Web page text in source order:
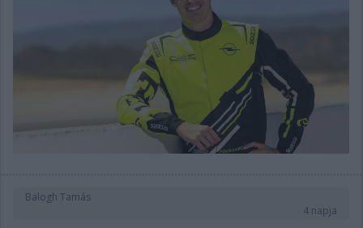
Balogh Tamás
4 napja